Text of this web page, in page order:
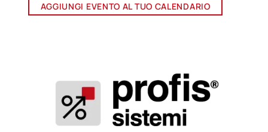
AGGIUNGI EVENTO AL TUO CALENDARIO